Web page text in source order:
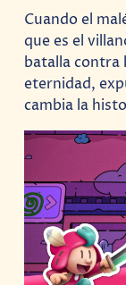
Cuando el
que es el
batalla contra
eternidad,
cambia la